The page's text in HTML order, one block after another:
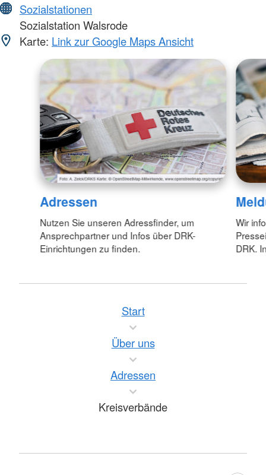
Sozialstationen
Sozialstation Walsrode
Karte: Link zur Google Maps Ansicht
Adressen
Nutzen Sie unseren Adressfinder, um
Ansprechpartner und Infos über DRK-
Einrichtungen zu finden.
Wir
DRK.
Start
Über uns
Adressen
Kreisverbände